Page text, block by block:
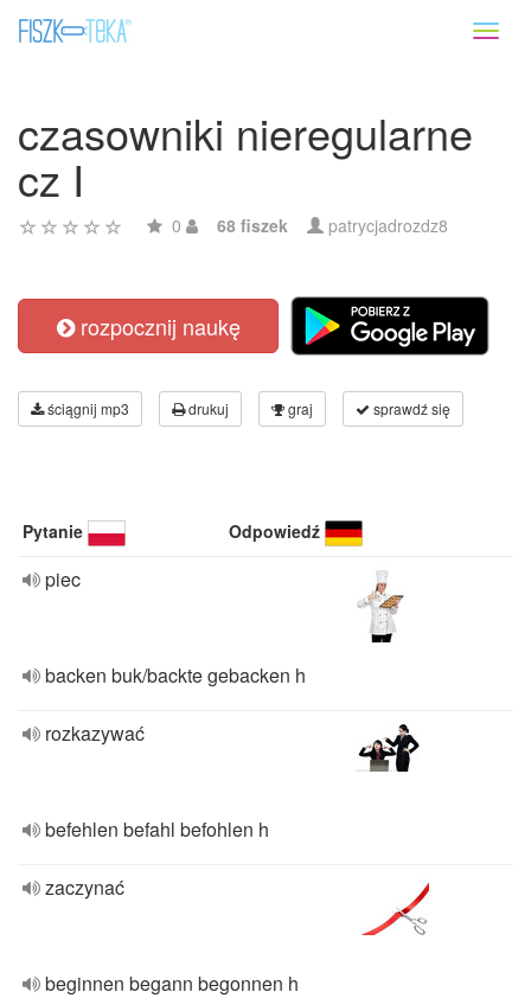
czasowniki nieregularne
cz I
0 68 fiszek patrycjadrozdz8
rozpocznij naukę
ściągnij mp3 drukuj graj sprawdź się
Pytanie Odpowiedź
piec
backen buk/backte gebacken h
rozkazywać
befehlen befahl befohlen h
zaczynać
beginnen begann begonnen h